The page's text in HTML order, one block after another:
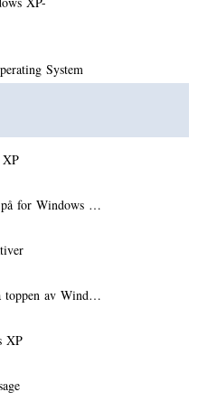
System
XP
på for Windows …
toppen av Wind…
XP